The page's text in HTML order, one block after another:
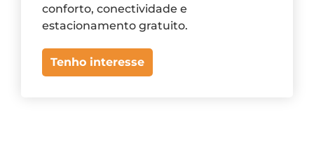
conforto, conectividade e
estacionamento gratuito.
Tenho interesse